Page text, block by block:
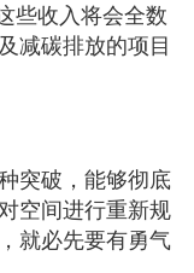
些收入将会全数
减碳排放的项目
突破，能够彻底
空间进行重新规
就必先要有勇气